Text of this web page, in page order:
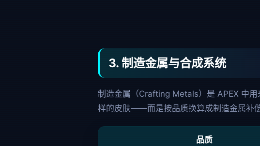
3. 制造金属与合成系统
制造金属（Crafting Metals）是 APEX 中用
样的皮肤——而是按品质换算成制造金属补偿
品质